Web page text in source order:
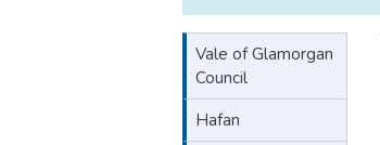
Vale of Glamorgan
Council
Hafan